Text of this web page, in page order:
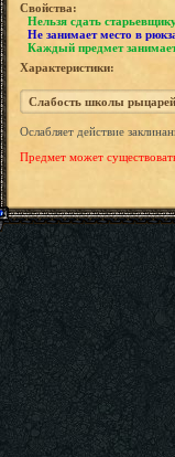
Свойства:
Нельзя сдать
Не занимает место в
Каждый предмет
Характеристики:
Слабость школы
Ослабляет действие
Предмет может